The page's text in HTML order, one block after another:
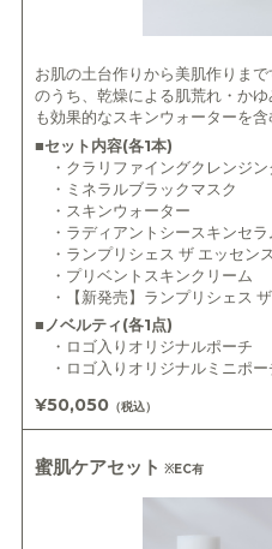
お肌の土台作りから美肌作りま
のうち、乾燥による肌荒れ・か
も効果的なスキンウォーターを
■セット内容(各1本)
・クラリファイングクレンジン
・ミネラルブラックマスク
・スキンウォーター
・ラディアントシースキンセラ
・ランプリシェス ザ エッセンス
・プリベントスキンクリーム
・【新発売】ランプリシェス
■ノベルティ(各1点)
・ロゴ入りオリジナルポーチ
・ロゴ入りオリジナルミニポー
¥50,050（税込）
蜜肌ケアセット ※EC有